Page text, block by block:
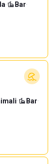
· Bar·
· Bar·